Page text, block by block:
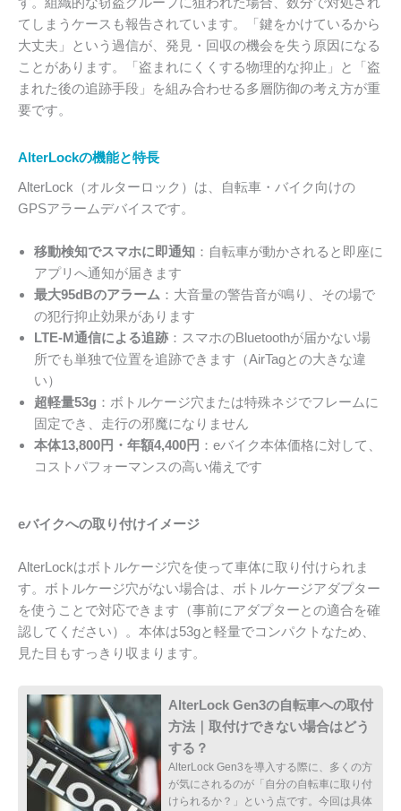
てしまうケースも報告されています。「鍵をかけているから
大丈夫」という過信が、発見・回収の機会を失う原因になる
ことがあります。「盗まれにくくする物理的な抑止」と「盗
まれた後の追跡手段」を組み合わせる多層防御の考え方が重
要です。
AlterLockの機能と特長
AlterLock（オルターロック）は、自転車・バイク向けの
GPSアラームデバイスです。
移動検知でスマホに即通知 ：自転車が動かされると即座に
アプリへ通知が届きます
最大95dBのアラーム ：大音量の警告音が鳴り、その場で
の犯行抑止効果があります
LTE-M通信による追跡 ：スマホのBluetoothが届かない場
所でも単独で位置を追跡できます（AirTagとの大きな違
い）
超軽量53g ：ボトルケージ穴または特殊ネジでフレームに
固定でき、走行の邪魔になりません
本体13,800円・年額4,400円 ：eバイク本体価格に対して、
コストパフォーマンスの高い備えです
eバイクへの取り付けイメージ
AlterLockはボトルケージ穴を使って車体に取り付けられま
す。ボトルケージ穴がない場合は、ボトルケージアダプター
を使うことで対応できます（事前にアダプターとの適合を確
認してください）。本体は53gと軽量でコンパクトなため、
見た目もすっきり収まります。
AlterLock Gen3の自転車への取付
方法｜取付けできない場合はどう
する？
AlterLock Gen3を導入する際に、多くの方
が気にされるのが「自分の自転車に取り付
けられるか？」という点です。今回は具体